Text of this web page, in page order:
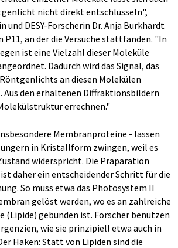
nicht direkt entschlüsseln",
DESY-Forscherin Dr. Anja Burkhardt
P11, an der die Versuche stattfanden. "In
ist eine Vielzahl dieser Moleküle
Dadurch wird das Signal, das
an diesen Molekülen
den erhaltenen Diffraktionsbildern
errechnen."
Membranproteine - lassen
in Kristallform zwingen, weil es
widerspricht. Die Präparation
daher ein entscheidender Schritt für die
So muss etwa das Photosystem II
gelöst werden, wo es an zahlreiche
(Lipide) gebunden ist. Forscher benutzen
wie sie prinzipiell etwa auch in
Haken: Statt von Lipiden sind die